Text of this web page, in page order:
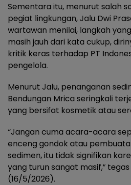
Sementara itu, menurut salah
pegiat lingkungan, Jalu Dwi
wartawan menilai, langkah
masih jauh dari kata cukup,
kritik keras terhadap PT
pengelola.
Menurut Jalu, penanganan
Bendungan Mrica seringkali
yang bersifat kosmetik atau
“Jangan cuma acara-acara
enceng gondok atau
sedimen, itu tidak signifikan
yang turun sangat masif,” tegas
(16/5/2026).